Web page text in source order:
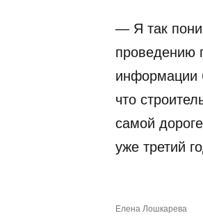
— Я так
проведению
информации
что
самой
уже третий
Елена Лошкарева